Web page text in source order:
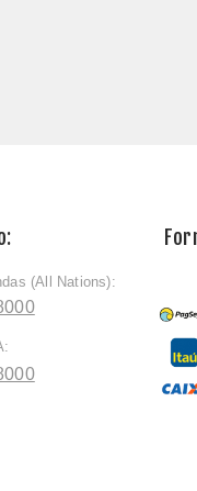
(All Nations):